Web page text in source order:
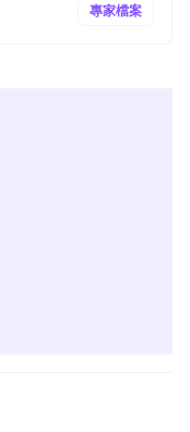
專家檔案